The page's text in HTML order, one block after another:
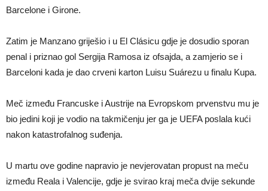
Barcelone i Girone.
Zatim je Manzano griješio i u El Clásicu gdje je dosudio sporan
penal i priznao gol Sergija Ramosa iz ofsajda, a zamjerio se i
Barceloni kada je dao crveni karton Luisu Suárezu u finalu Kupa.
Meč između Francuske i Austrije na Evropskom prvenstvu mu je
bio jedini koji je vodio na takmičenju jer ga je UEFA poslala kući
nakon katastrofalnog suđenja.
U martu ove godine napravio je nevjerovatan propust na meču
između Reala i Valencije, gdje je svirao kraj meča dvije sekunde